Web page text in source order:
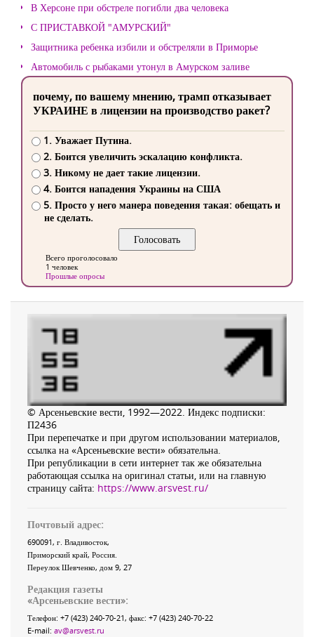
В Херсоне при обстреле погибли два человека
С ПРИСТАВКОЙ "АМУРСКИЙ"
Защитника ребенка избили и обстреляли в Приморье
Автомобиль с рыбаками утонул в Амурском заливе
почему, по вашему мнению, трамп отказывает
УКРАИНЕ в лицензии на производство ракет?
1. Уважает Путина.
2. Боится увеличить эскалацию конфликта.
3. Никому не дает такие лицензии.
4. Боится нападения Украины на США
5. Просто у него манера поведения такая: обещать и
не сделать.
Всего проголосовало
1 человек
Прошлые опросы
© Арсеньевские вести, 1992—2022. Индекс подписки:
П2436
При перепечатке и при другом использовании материалов,
ссылка на «Арсеньевские вести» обязательна.
При републикации в сети интернет так же обязательна
работающая ссылка на оригинал статьи, или на главную
страницу сайта: https://www.arsvest.ru/
Почтовый адрес:
690091, г. Владивосток,
Приморский край, Россия
Переулок Шевченко, дом 9, 27
Редакция газеты
«Арсеньевские вести»:
Телефон: +7 (423) 240-70-21, факс: +7 (423) 240-70-22
E-mail: av@arsvest.ru